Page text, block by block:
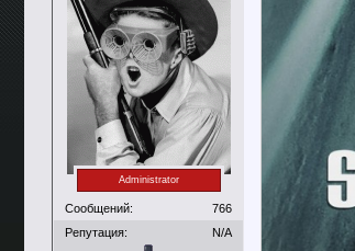
Administrator
Сообщений:
766
Репутация:
N/A